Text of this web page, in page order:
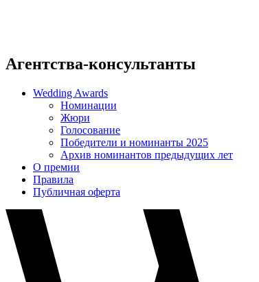
А­гентства-кон­суль­тан­ты
Wedding Awards
Номинации
Жюри
Голосование
Победители и номинанты 2025
Архив номинантов предыдущих лет
О премии
Правила
Публичная оферта